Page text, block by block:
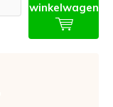
winkelwagen